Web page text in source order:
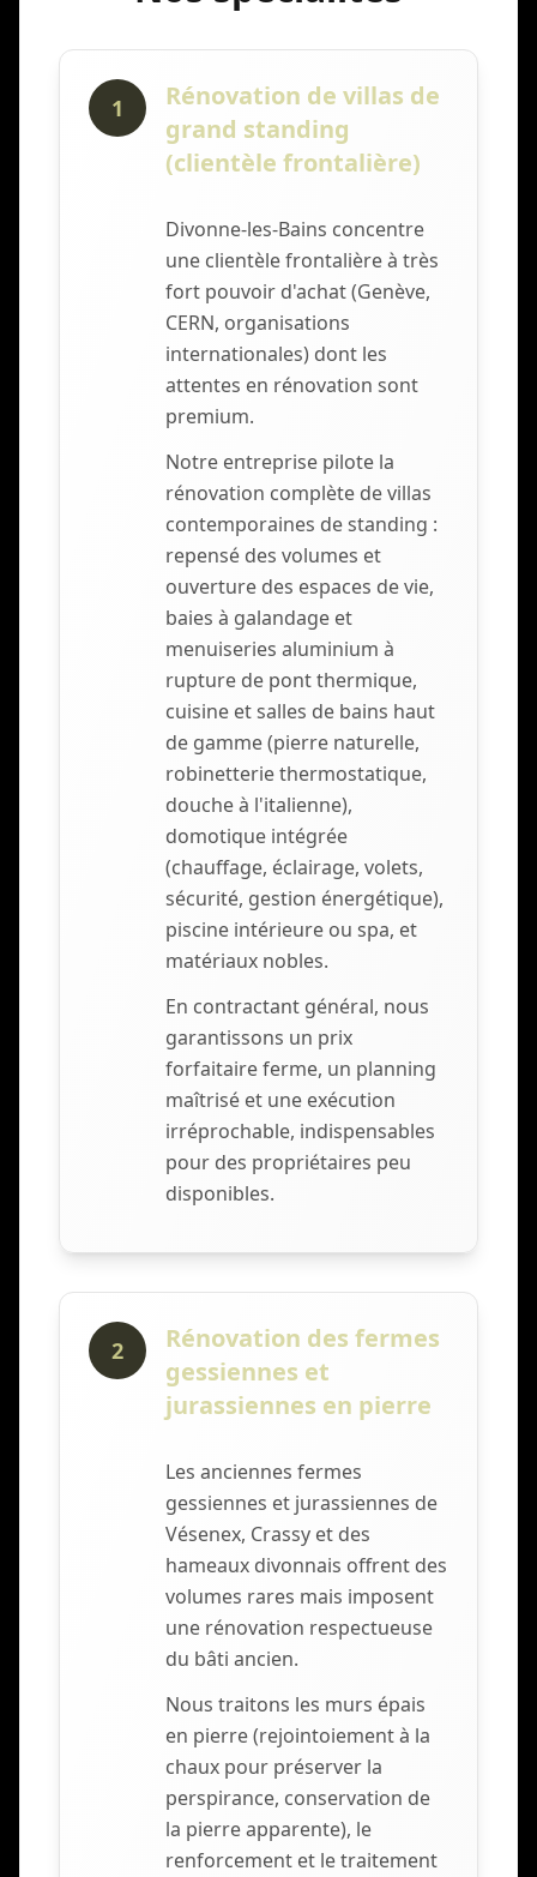
1
Rénovation de villas de
grand standing
(clientèle frontalière)
Divonne-les-Bains concentre
une clientèle frontalière à très
fort pouvoir d'achat (Genève,
CERN, organisations
internationales) dont les
attentes en rénovation sont
premium.
Notre entreprise pilote la
rénovation complète de villas
contemporaines de standing :
repensé des volumes et
ouverture des espaces de vie,
baies à galandage et
menuiseries aluminium à
rupture de pont thermique,
cuisine et salles de bains haut
de gamme (pierre naturelle,
robinetterie thermostatique,
douche à l'italienne),
domotique intégrée
(chauffage, éclairage, volets,
sécurité, gestion énergétique),
piscine intérieure ou spa, et
matériaux nobles.
En contractant général, nous
garantissons un prix
forfaitaire ferme, un planning
maîtrisé et une exécution
irréprochable, indispensables
pour des propriétaires peu
disponibles.
2
Rénovation des fermes
gessiennes et
jurassiennes en pierre
Les anciennes fermes
gessiennes et jurassiennes de
Vésenex, Crassy et des
hameaux divonnais offrent des
volumes rares mais imposent
une rénovation respectueuse
du bâti ancien.
Nous traitons les murs épais
en pierre (rejointoiement à la
chaux pour préserver la
perspirance, conservation de
la pierre apparente), le
renforcement et le traitement